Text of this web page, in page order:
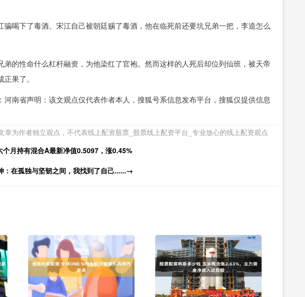
喝下了毒酒。宋江自己被朝廷赐了毒酒，他在临死前还要坑兄弟一把，李逵怎么
的性命什么杠杆融资，为他染红了官袍。然而这样的人死后却位列仙班，被天帝
果了。
南省声明：该文观点仅代表作者本人，搜狐号系信息发布平台，搜狐仅提供信息
章为作者独立观点，不代表线上配资股票_股票线上配资平台_专业放心的线上配资观点
月持有混合A最新净值0.5097，涨0.45%
：在孤独与坚韧之间，我找到了自己......→